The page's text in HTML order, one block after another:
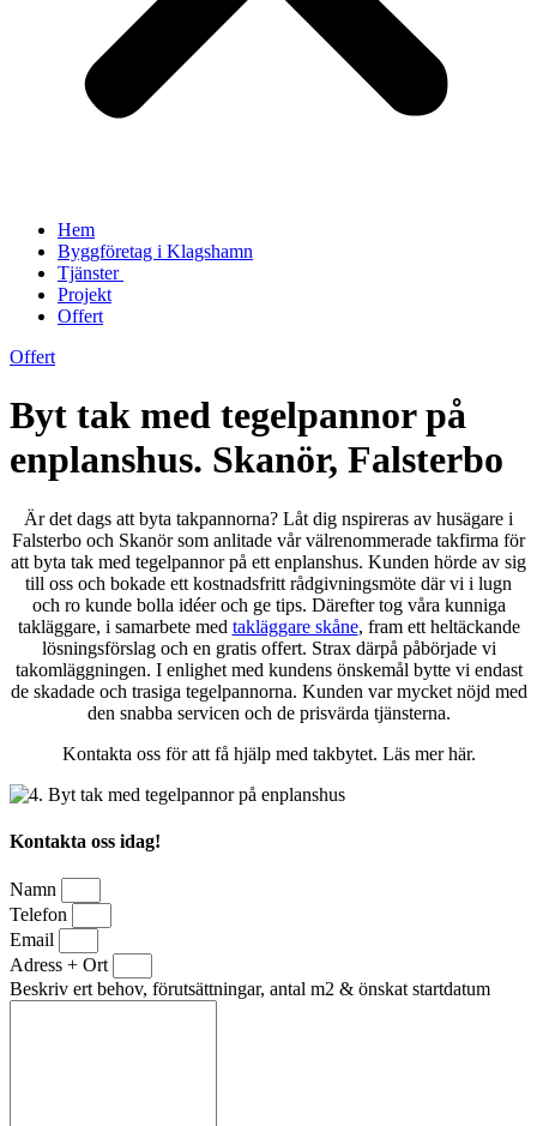
Hem
Byggföretag i Klagshamn
Tjänster
Projekt
Offert
Offert
Byt tak med tegelpannor på
enplanshus. Skanör, Falsterbo
Är det dags att byta takpannorna? Låt dig nspireras av husägare i
Falsterbo och Skanör som anlitade vår välrenommerade takfirma för
att byta tak med tegelpannor på ett enplanshus. Kunden hörde av sig
till oss och bokade ett kostnadsfritt rådgivningsmöte där vi i lugn
och ro kunde bolla idéer och ge tips. Därefter tog våra kunniga
takläggare, i samarbete med takläggare skåne, fram ett heltäckande
lösningsförslag och en gratis offert. Strax därpå påbörjade vi
takomläggningen. I enlighet med kundens önskemål bytte vi endast
de skadade och trasiga tegelpannorna. Kunden var mycket nöjd med
den snabba servicen och de prisvärda tjänsterna.
Kontakta oss för att få hjälp med takbytet. Läs mer här.
Kontakta oss idag!
Namn
Telefon
Email
Adress + Ort
Beskriv ert behov, förutsättningar, antal m2 & önskat startdatum